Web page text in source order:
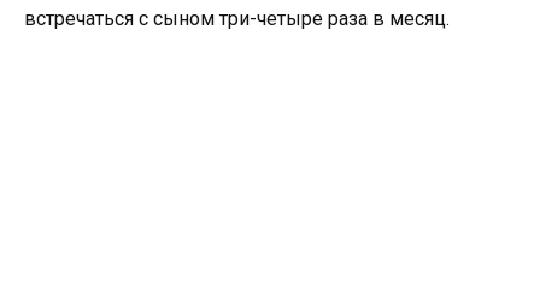
встречаться с сыном три-четыре раза в месяц.